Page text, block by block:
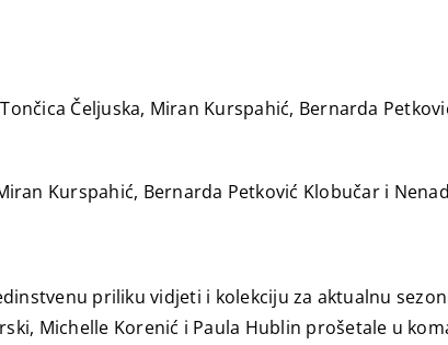
Čeljuska, Miran Kurspahić, Bernarda
Kurspahić, Bernarda Petković Klobučar i
priliku vidjeti i kolekciju za aktualnu
Michelle Korenić i Paula Hublin​ prošetale u